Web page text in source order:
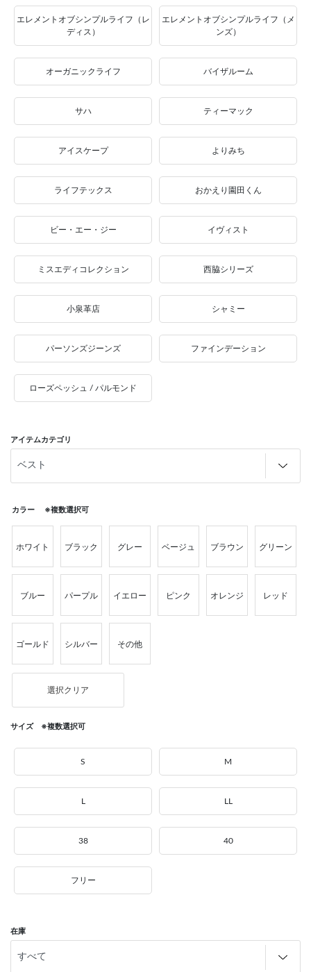
エレメントオブシンプルライフ（レ
ディス）
エレメントオブシンプルライフ（メ
ンズ）
オーガニックライフ バイザルーム
サハ ティーマック
アイスケープ よりみち
ライフテックス おかえり園田くん
ビー・エー・ジー イヴィスト
ミスエディコレクション 西脇シリーズ
小泉革店 シャミー
パーソンズジーンズ ファインデーション
ローズペッシュ / パルモンド
アイテムカテゴリ
カラー ※複数選択可
ホワイト ブラック グレー ベージュ ブラウン グリーン
ブルー パープル イエロー ピンク オレンジ レッド
ゴールド シルバー その他
選択クリア
サイズ ※複数選択可
S M
L LL
38 40
フリー
在庫